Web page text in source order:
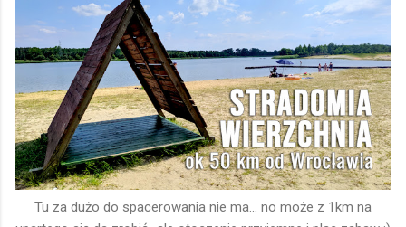
Tu za dużo do spacerowania nie ma... no może z 1km na